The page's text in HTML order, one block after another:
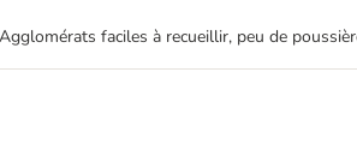
faciles à recueillir, peu de